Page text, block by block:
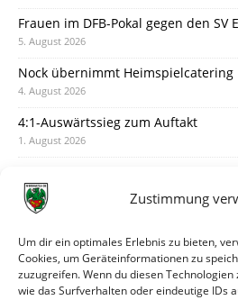
Zustimmung
Um dir ein optimales Erlebnis zu bieten,
Cookies, um Geräteinformationen zu
zuzugreifen. Wenn du diesen
wie das Surfverhalten oder eindeutige IDs
Frauen im DFB-Pokal gegen den SV
5. August 2026
Nock übernimmt Heimspielcatering
4. August 2026
4:1-Auswärtssieg zum Auftakt
1. August 2026
31. Juli 2026
30. Juli 2026
Deine Spielminute: 89+1
28. Juli 2026